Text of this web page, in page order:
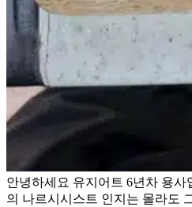
안녕하세요 유지어트 6년차 용
의 나르시시스트 인지는 몰라도